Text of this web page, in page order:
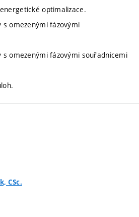
optimalizace.
s omezenými fázovými
s omezenými fázovými souřadnicemi
CSc.